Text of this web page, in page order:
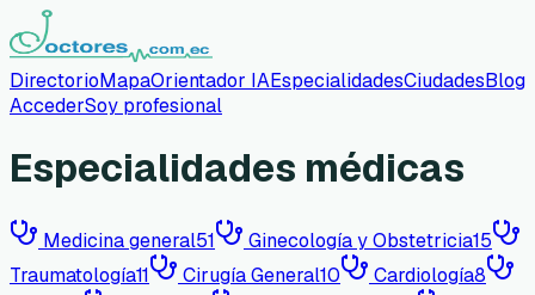
DirectorioMapaOrientador IAEspecialidadesCiudadesBlog
AccederSoy profesional
Especialidades médicas
Medicina general51 Ginecología y Obstetricia15
Traumatología11 Cirugía General10 Cardiología8